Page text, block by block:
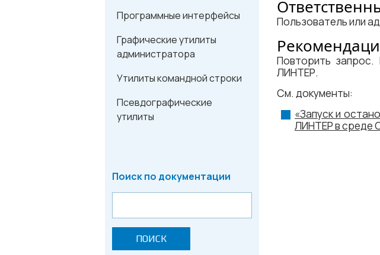
Программные интерфейсы
Графические утилиты
администратора
Утилиты командной строки
Псевдографические
утилиты
Поиск по документации
ПОИСК
Пользователь или
Повторить
ЛИНТЕР.
См. документы:
«Запуск и
ЛИНТЕР в среде